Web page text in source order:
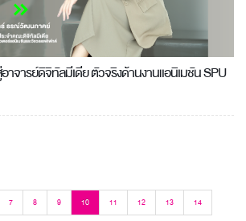
าจารย์ดิจิทัลมีเดีย ตัวจริงด้านงานแอนิเมชัน SPU
7 8 9 10 11 12 13 14